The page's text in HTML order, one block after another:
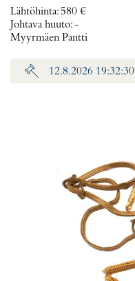
Lähtöhinta: 580 €
Johtava huuto:-
Myyrmäen Pantti
12.8.2026 19:32:30